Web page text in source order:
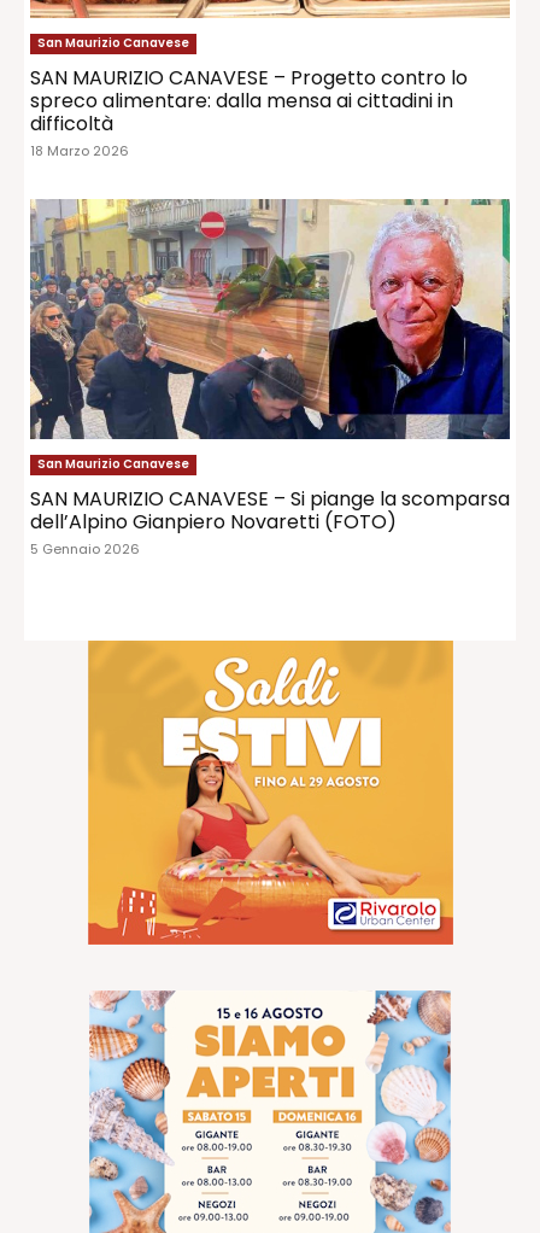
San Maurizio Canavese
SAN MAURIZIO CANAVESE – Progetto contro lo
spreco alimentare: dalla mensa ai cittadini in
difficoltà
18 Marzo 2026
San Maurizio Canavese
SAN MAURIZIO CANAVESE – Si piange la scomparsa
dell’Alpino Gianpiero Novaretti (FOTO)
5 Gennaio 2026